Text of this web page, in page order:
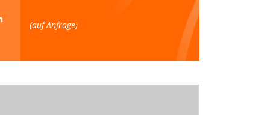
(auf Anfrage)